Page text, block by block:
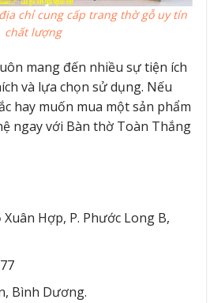
chỉ cung cấp trang thờ gỗ uy tín
chất lượng
mang đến nhiều sự tiện ích
và lựa chọn sử dụng. Nếu
hay muốn mua một sản phẩm
ngay với Bàn thờ Toàn Thắng
Hợp, P. Phước Long B,
Bình Dương.